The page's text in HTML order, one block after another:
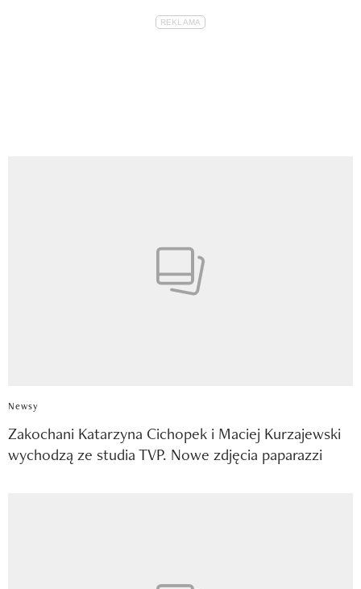
Newsy
Zakochani Katarzyna Cichopek i Maciej Kurzajewski
wychodzą ze studia TVP. Nowe zdjęcia paparazzi